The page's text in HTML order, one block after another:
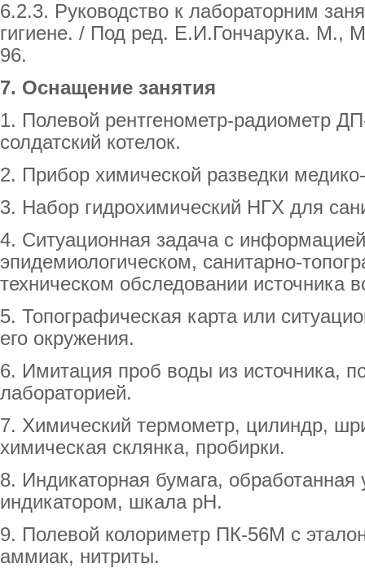
6.2.3. Руководство к лабораторним
гигиене. / Под ред. Е.И.Гончарука. М.,
96.
7. Оснащение занятия
1. Полевой рентгенометр-радиометр
солдатский котелок.
2. Прибор химической разведки
3. Набор гидрохимический НГХ для
4. Ситуационная задача с
эпидемиологическом, санитарно-
техническом обследовании источника
5. Топографическая карта или
его окружения.
6. Имитация проб воды из источника,
лабораторией.
7. Химический термометр, цилиндр,
химическая склянка, пробирки.
8. Индикаторная бумага,
индикатором, шкала рН.
9. Полевой колориметр ПК-56М с
аммиак, нитриты.